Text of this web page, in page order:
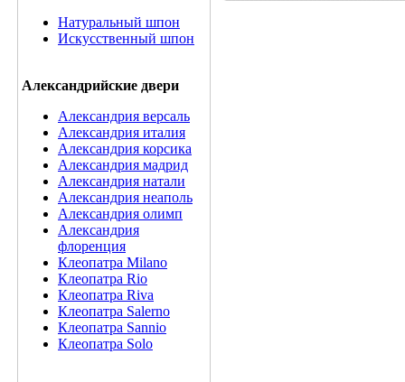
Натуральный шпон
Искусственный шпон
Александрийские двери
Александрия версаль
Александрия италия
Александрия корсика
Александрия мадрид
Александрия натали
Александрия неаполь
Александрия олимп
Александрия
флоренция
Клеопатра Milano
Клеопатра Rio
Клеопатра Riva
Клеопатра Salerno
Клеопатра Sannio
Клеопатра Solo